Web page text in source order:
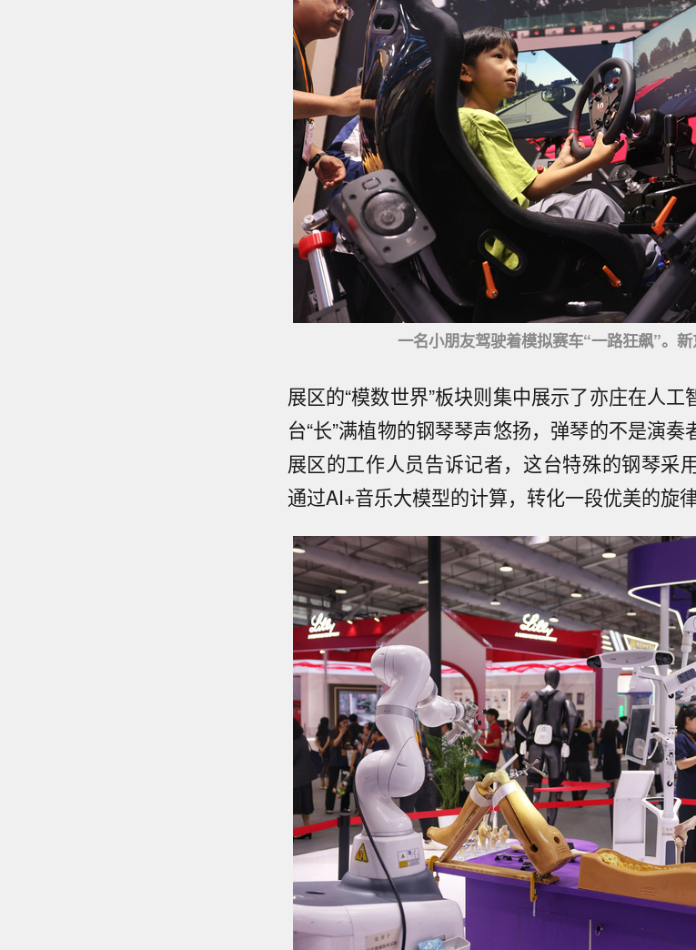
一名小朋友驾驶着模拟赛车“一路狂飙”。
展区的“模数世界”板块则集中展示了亦庄在人
台“长”满植物的钢琴琴声悠扬，弹琴的不是演奏
展区的工作人员告诉记者，这台特殊的钢琴采
通过AI+音乐大模型的计算，转化一段优美的旋律